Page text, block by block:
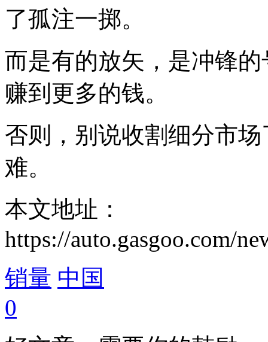
了孤注一掷。
而是有的放矢，是冲锋
赚到更多的钱。
否则，别说收割细分市
难。
本文地址：
https://auto.gasgoo.com/
销量 中国
0